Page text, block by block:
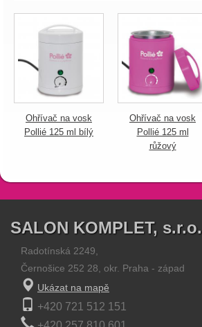
Ohřívač na vosk
Pollié 125 ml bílý
Ohřívač na vosk
Pollié 125 ml
růžový
SALON KOMPLET, s.r.o.
Radotínská 2249,
Černošice 252 28, okr. Praha - západ
Ukázat na mapě
+420 721 512 151